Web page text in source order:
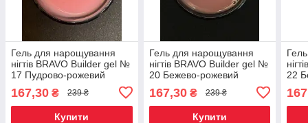
Гель для нарощування
нігтів BRAVO Builder gel №
17 Пудрово-рожевий
167,30 ₴ 239 ₴
Купити
Гель для нарощування
нігтів BRAVO Builder gel №
20 Бежево-рожевий
167,30₴ 239 ₴
Купити
22